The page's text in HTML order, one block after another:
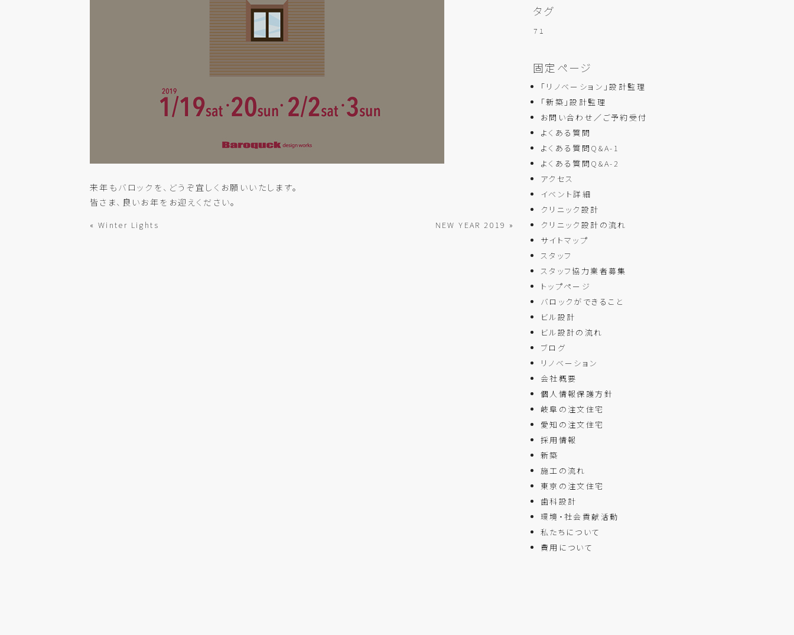
来年もバロックを、どうぞ宜しくお願いいたします。
皆さま、良いお年をお迎えください。
« Winter Lights NEW YEAR 2019 »
タグ
７１
固定ページ
「リノベーション」設計監理
「新築」設計監理
お問い合わせ／ご予約受付
よくある質問
よくある質問Q&A-1
よくある質問Q&A-2
アクセス
イベント詳細
クリニック設計
クリニック設計の流れ
サイトマップ
スタッフ
スタッフ協力業者募集
トップページ
バロックができること
ビル設計
ビル設計の流れ
ブログ
リノベーション
会社概要
個人情報保護方針
岐阜の注文住宅
愛知の注文住宅
採用情報
新築
施工の流れ
東京の注文住宅
歯科設計
環境・社会貢献活動
私たちについて
費用について